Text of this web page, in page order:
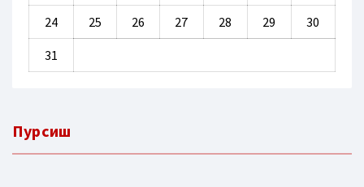
24 25 26 27 28 29 30
31
Пурсиш